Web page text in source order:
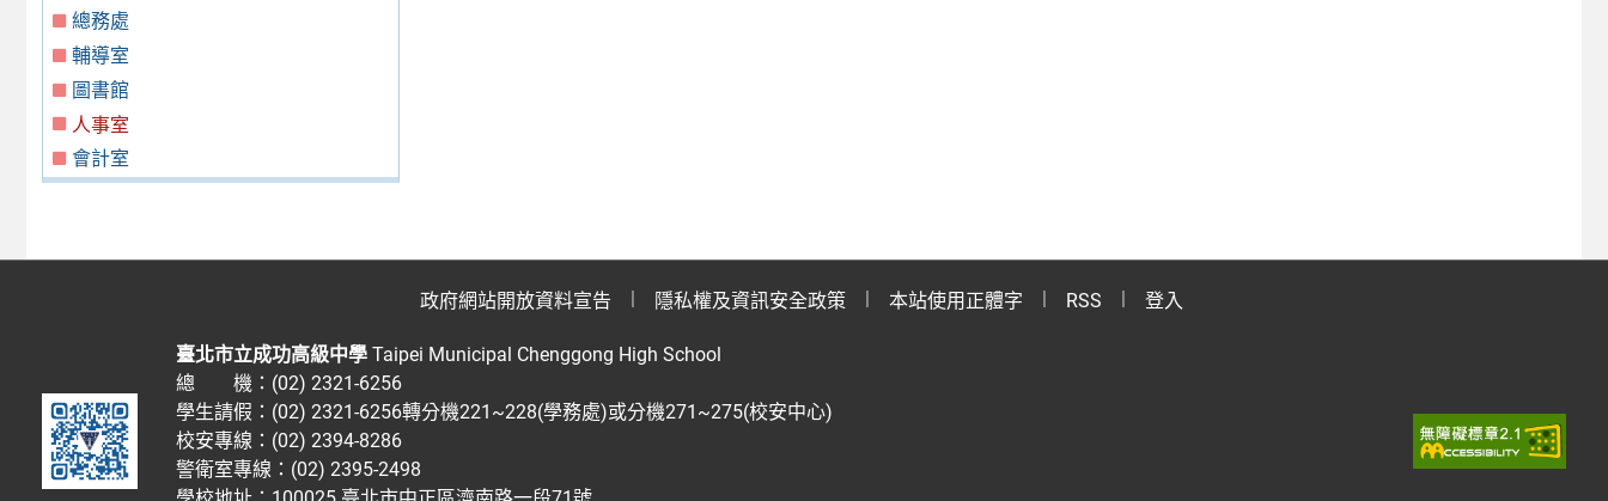
總務處
輔導室
圖書館
人事室
會計室
政府網站開放資料宣告 隱私權及資訊安全政策 本站使用正體字 RSS 登入
臺北市立成功高級中學Taipei Municipal Chenggong High School
總 機：(02) 2321-6256
學生請假：(02) 2321-6256轉分機221~228(學務處)或分機271~275(校安中心)
校安專線：(02) 2394-8286
警衛室專線：(02) 2395-2498